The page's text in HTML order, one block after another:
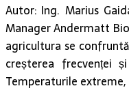
Autor: Ing. Marius
Manager Andermatt
agricultura se
creșterea frecvenței
Temperaturile extreme,